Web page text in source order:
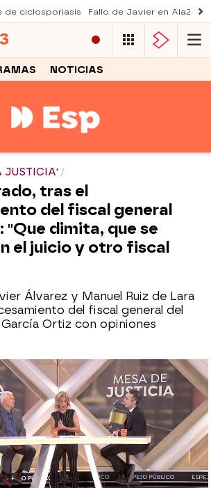
de ciclosporiasis Fallo de Javier en AlaZ
3
NOTICIAS
JUSTICIA'
tras el
del fiscal general
"Que dimita, que se
el juicio y otro fiscal
Álvarez y Manuel Ruiz de Lara
del fiscal general del
Ortiz con opiniones
estaría obligado a
la fiscal de Madrid por la
que le mantiene procesado
en el Supremo que el
Ortiz tuvo un papel
en la filtración del novio de